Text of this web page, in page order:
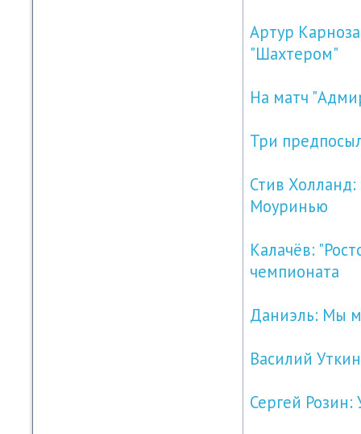
Артур
"Шахтером"
На матч
Три
Стив
Моуринью
Калачёв:
чемпионата
Даниэль: Мы
Василий
Сергей Розин: